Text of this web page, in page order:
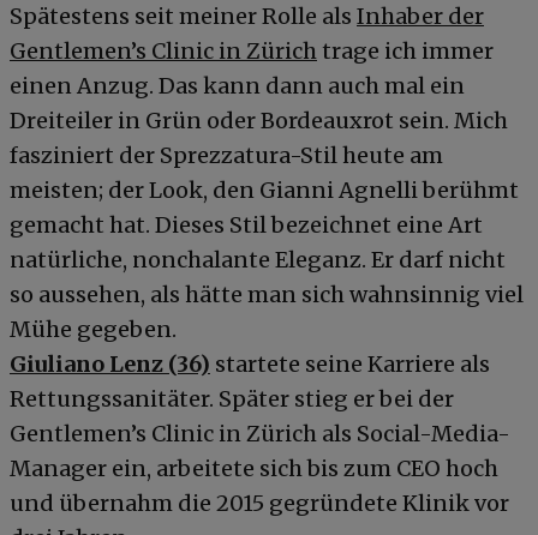
Spätestens seit meiner Rolle als Inhaber der
Gentlemen’s Clinic in Zürich trage ich immer
einen Anzug. Das kann dann auch mal ein
Dreiteiler in Grün oder Bordeauxrot sein. Mich
fasziniert der Sprezzatura-Stil heute am
meisten; der Look, den Gianni Agnelli berühmt
gemacht hat. Dieses Stil bezeichnet eine Art
natürliche, nonchalante Eleganz. Er darf nicht
so aussehen, als hätte man sich wahnsinnig viel
Mühe gegeben.
Giuliano Lenz (36) startete seine Karriere als
Rettungssanitäter. Später stieg er bei der
Gentlemen’s Clinic in Zürich als Social-Media-
Manager ein, arbeitete sich bis zum CEO hoch
und übernahm die 2015 gegründete Klinik vor